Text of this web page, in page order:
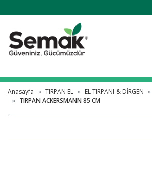
Anasayfa TIRPAN EL EL TIRPANI & DİRGEN
TIRPAN ACKERSMANN 85 CM